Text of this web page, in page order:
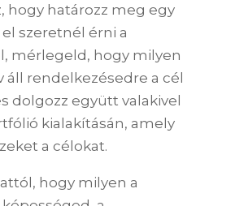
hogy határozz meg egy
szeretnél érni a
mérlegeld, hogy milyen
áll rendelkezésedre a cél
dolgozz együtt valakivel
kialakításán, amely
a célokat.
hogy milyen a